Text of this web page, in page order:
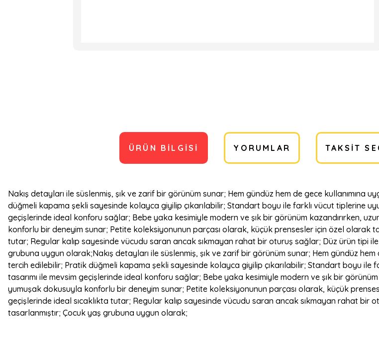
ÜRÜN BILGISI YORUMLAR TAKSIT
Nakış detayları ile süslenmiş, şık ve zarif bir görünüm sunar; Hem gündüz hem de gece
düğmeli kapama şekli sayesinde kolayca giyilip çıkarılabilir; Standart boyu ile farklı vücut tiplerine
geçişlerinde ideal konforu sağlar; Bebe yaka kesimiyle modern ve şık bir görünüm kazandırırken,
konforlu bir deneyim sunar; Petite koleksiyonunun parçası olarak, küçük prensesler için özel olarak
tutar; Regular kalıp sayesinde vücudu saran ancak sıkmayan rahat bir oturuş sağlar; Düz ürün tipi
grubuna uygun olarak;Nakış detayları ile süslenmiş, şık ve zarif bir görünüm sunar; Hem gündüz
tercih edilebilir; Pratik düğmeli kapama şekli sayesinde kolayca giyilip çıkarılabilir; Standart boyu ile
tasarımı ile mevsim geçişlerinde ideal konforu sağlar; Bebe yaka kesimiyle modern ve şık bir
yumuşak dokusuyla konforlu bir deneyim sunar; Petite koleksiyonunun parçası olarak, küçük
geçişlerinde ideal sıcaklıkta tutar; Regular kalıp sayesinde vücudu saran ancak sıkmayan rahat
tasarlanmıştır; Çocuk yaş grubuna uygun olarak;